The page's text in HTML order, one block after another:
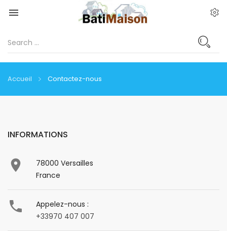

Accueil Contactez-nous
INFORMATIONS

78000 Versailles
France

Appelez-nous :
+33970 407 007